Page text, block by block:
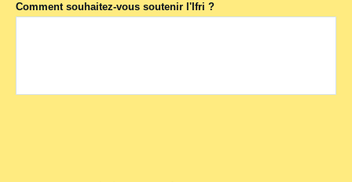
Comment souhaitez-vous soutenir l'Ifri ?